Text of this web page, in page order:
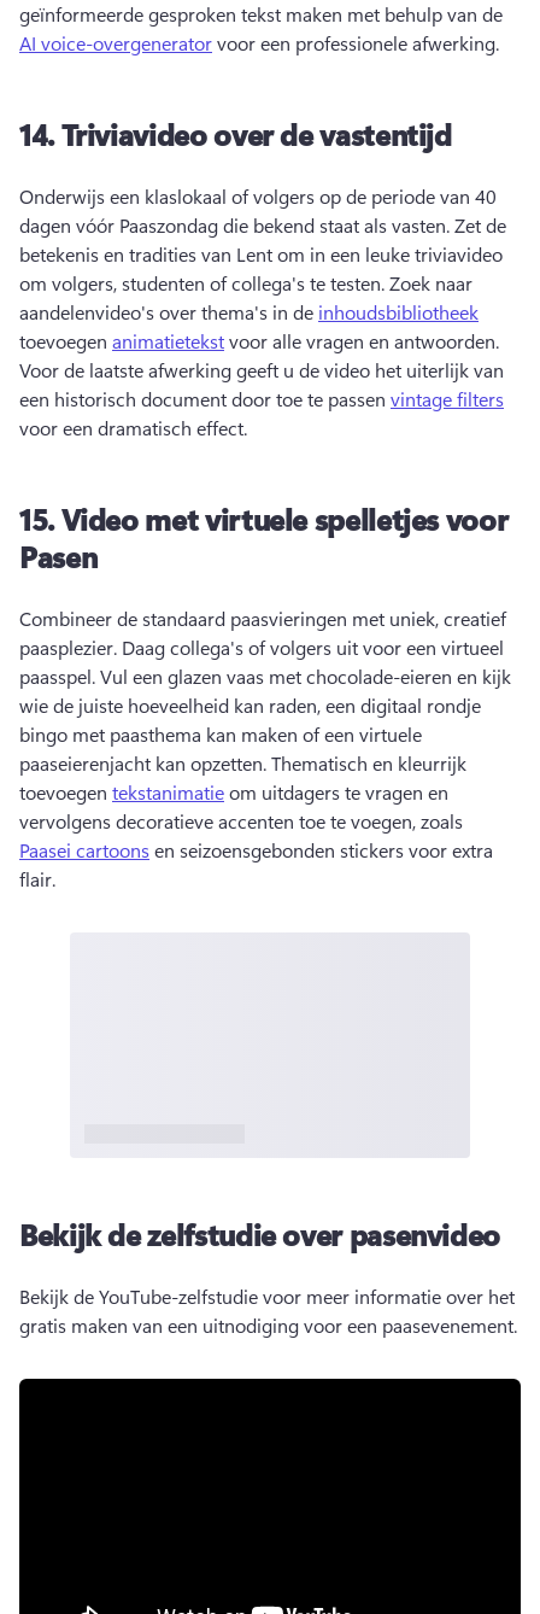
geïnformeerde gesproken tekst maken met behulp van de
AI voice-overgenerator voor een professionele afwerking.
14.Triviavideo over de vastentijd
Onderwijs een klaslokaal of volgers op de periode van 40
dagen vóór Paaszondag die bekend staat als vasten. Zet de
betekenis en tradities van Lent om in een leuke triviavideo
om volgers, studenten of collega's te testen. Zoek naar
aandelenvideo's over thema's in de inhoudsbibliotheek
toevoegen animatietekst
Voor de laatste afwerking geeft u de video het uiterlijk van
een historisch document door toe te passen vintage filters
voor een dramatisch effect.
15.Video met virtuele spelletjes voor
Pasen
Combineer de standaard paasvieringen met uniek, creatief
paasplezier. Daag collega's of volgers uit voor een virtueel
paasspel. Vul een glazen vaas met chocolade-eieren en kijk
wie de juiste hoeveelheid kan raden, een digitaal rondje
bingo met paasthema kan maken of een virtuele
paaseierenjacht kan opzetten. Thematisch en kleurrijk
toevoegen tekstanimatie om uitdagers te vragen en
vervolgens decoratieve accenten toe te voegen, zoals
Paasei cartoons en seizoensgebonden stickers voor extra
flair.
Bekijk de zelfstudie over pasenvideo
Bekijk de YouTube-zelfstudie voor meer informatie over het